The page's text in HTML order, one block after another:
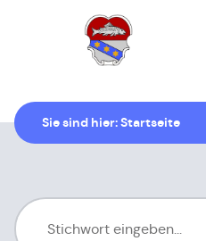
Sie sind hier:Startseite